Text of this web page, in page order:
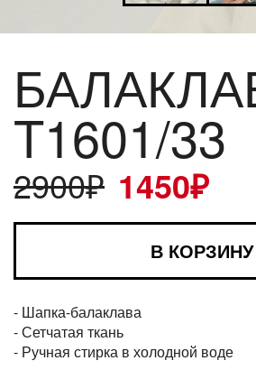
T1601/33
2900₽ 1450₽
В КОРЗИНУ
- Шапка-балаклава
- Сетчатая ткань
- Ручная стирка в холодной воде